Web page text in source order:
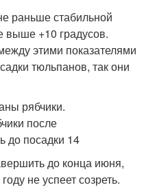
раньше стабильной
выше +10 градусов.
этими показателями
тюльпанов, так они
до конца июня,
не успеет созреть.